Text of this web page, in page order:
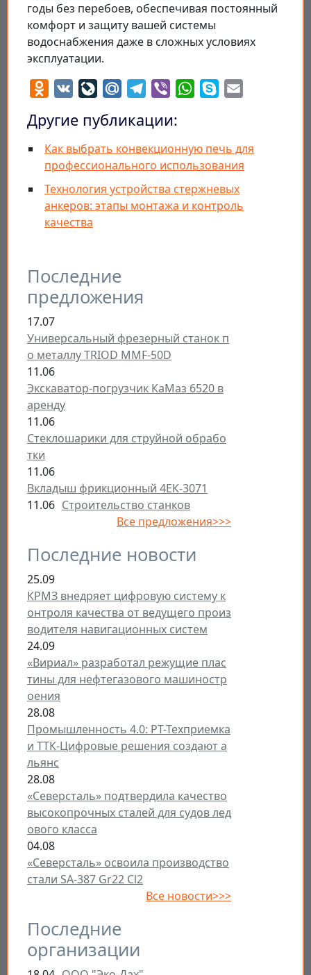
Последние
предложения
17.07
Универсальный фрезерный станок п
о металлу TRIOD MMF-50D
11.06
Экскаватор-погрузчик КаМаз 6520 в
аренду
11.06
Стеклошарики для струйной обрабо
тки
11.06
Вкладыш фрикционный 4ЕК-3071
11.06 Строительство станков
Все предложения>>>
Последние новости
25.09
КРМЗ внедряет цифровую систему к
онтроля качества от ведущего произ
водителя навигационных систем
24.09
«Вириал» разработал режущие плас
тины для нефтегазового машиностр
оения
28.08
Промышленность 4.0: РТ-Техприемка
и ТТК-Цифровые решения создают а
льянс
28.08
«Северсталь» подтвердила качество
высокопрочных сталей для судов лед
ового класса
04.08
«Северсталь» освоила производство
стали SA-387 Gr22 Cl2
Все новости>>>
Последние
организации
годы без перебоев, обеспечивая постоянный
комфорт и защиту вашей системы
водоснабжения даже в сложных условиях
эксплуатации.
Odnoklassniki
VK LiveJournal
Mail.RuTelegram
Viber WhatsApp
Skype
Другие публикации:
Как выбрать конвекционную печь для
профессионального использования
Технология устройства стержневых
анкеров: этапы монтажа и контроль
качества